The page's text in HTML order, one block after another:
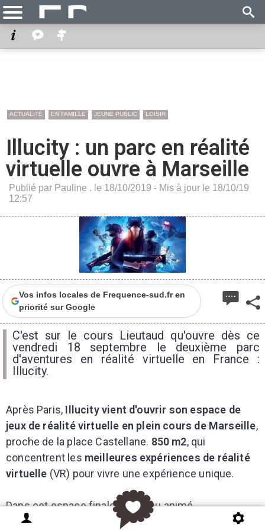
ACTUALITÉ EN FAMILLE JEUNE PUBLIC LOISIR
Illucity : un parc en réalité
virtuelle ouvre à Marseille
Publié par Pauline . le 18/10/2019 - Mis à jour le 18/10/19
12:57
Vos infos locales de Frequence-sud.fr en
priorité sur Google
C'est sur le cours Lieutaud qu'ouvre dès ce
vendredi 18 septembre le deuxième parc
d'aventures en réalité virtuelle en France :
Illucity.
Après Paris, Illucity vient d'ouvrir son espace de
jeux de réalité virtuelle en plein cours de Marseille,
proche de la place Castellane. 850 m2, qui
concentrent les meilleures expériences de réalité
virtuelle (VR) pour vivre une expérience unique.
Dans cet espace finalement peu animé
contrairement à ce qu'on pourrait imaginer quand